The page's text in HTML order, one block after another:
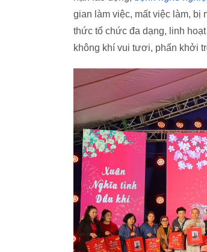
gian làm việc, mất việc làm,
thức tổ chức đa dạng, linh
không khí vui tươi, phấn khởi